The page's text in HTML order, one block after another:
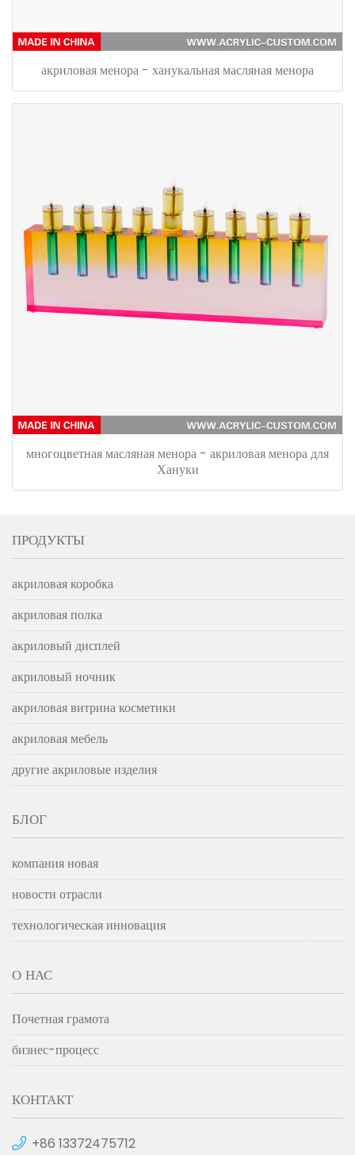
акриловая менора - ханукальная масляная менора
многоцветная масляная менора - акриловая менора для
Хануки
ПРОДУКТЫ
акриловая коробка
акриловая полка
акриловый дисплей
акриловый ночник
акриловая витрина косметики
акриловая мебель
другие акриловые изделия
БЛОГ
компания новая
новости отрасли
технологическая инновация
О НАС
Почетная грамота
бизнес-процесс
КОНТАКТ
+86 13372475712